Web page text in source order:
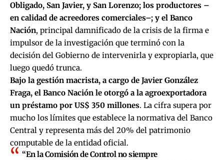
Obligado, San Javier, y San Lorenzo; los productores –
en calidad de acreedores comerciales–; y el Banco
Nación, principal damnificado de la crisis de la firma e
impulsor de la investigación que terminó con la
decisión del Gobierno de intervenirla y expropiarla, que
luego quedó trunca.
Bajo la gestión macrista, a cargo de Javier González
Fraga, el Banco Nación le otorgó a la agroexportadora
un préstamo por US$ 350 millones. La cifra supera por
mucho los límites que establece la normativa del Banco
Central y representa más del 20% del patrimonio
computable de la entidad oficial.
“En la Comisión de Control no siempre